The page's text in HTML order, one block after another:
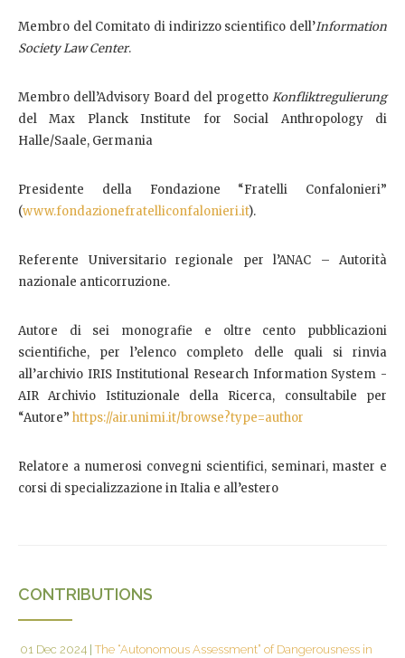
Membro del Comitato di indirizzo scientifico dell’Information
Society Law Center.
Membro dell’Advisory Board del progetto Konfliktregulierung
del Max Planck Institute for Social Anthropology di
Halle/Saale, Germania
Presidente della Fondazione “Fratelli Confalonieri”
(www.fondazionefratelliconfalonieri.it).
Referente Universitario regionale per l’ANAC – Autorità
nazionale anticorruzione.
Autore di sei monografie e oltre cento pubblicazioni
scientifiche, per l’elenco completo delle quali si rinvia
all’archivio IRIS Institutional Research Information System -
AIR Archivio Istituzionale della Ricerca, consultabile per
“Autore” https://air.unimi.it/browse?type=author
Relatore a numerosi convegni scientifici, seminari, master e
corsi di specializzazione in Italia e all’estero
CONTRIBUTIONS
01 Dec 2024 The “Autonomous Assessment” of Dangerousness in